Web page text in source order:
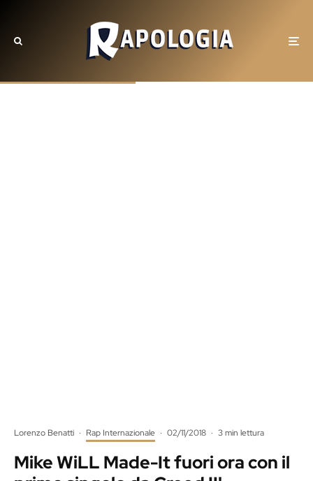
Lorenzo Benatti · Rap Internazionale · 02/11/2018 · 3 min lettura
Mike WiLL Made-It fuori ora con il